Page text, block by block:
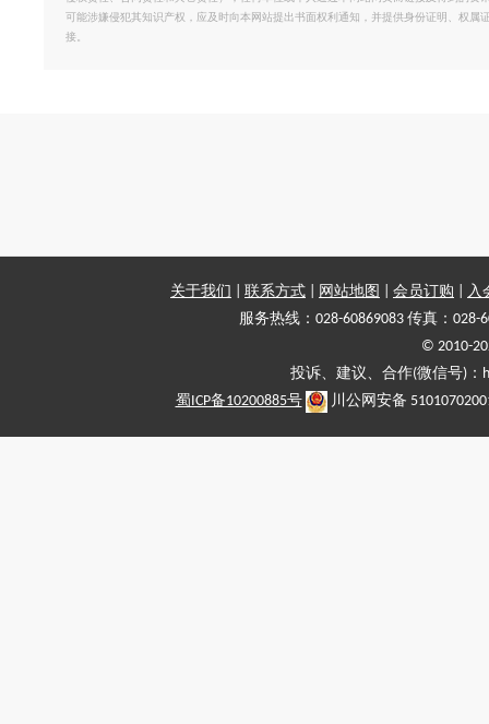
可能涉嫌侵犯其知识产权，应及时向本网站提出书面权利通知，并提供身份证明、权
接。
关于我们 联系方式 网站地图 会员订购
入
服务热线：028-60869083 传真：028-
© 2010-
投诉、建议、合作(微信号)
蜀ICP备10200885号
川公网安备